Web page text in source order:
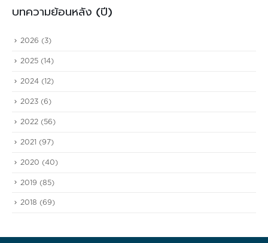
บทความย้อนหลัง (ปี)
2026 (3)
2025 (14)
2024 (12)
2023 (6)
2022 (56)
2021 (97)
2020 (40)
2019 (85)
2018 (69)